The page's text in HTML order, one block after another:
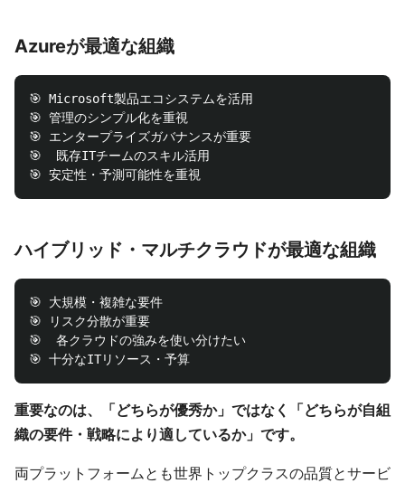
Azureが最適な組織
🎯 Microsoft製品エコシステムを活用
🎯 管理のシンプル化を重視
🎯 エンタープライズガバナンスが重要
🎯  既存ITチームのスキル活用
ハイブリッド・マルチクラウドが最適な組織
🎯 大規模・複雑な要件
🎯 リスク分散が重要
🎯  各クラウドの強みを使い分けたい
重要なのは、「どちらが優秀か」ではなく「どちらが自組
織の要件・戦略により適しているか」です。
両プラットフォームとも世界トップクラスの品質とサービ